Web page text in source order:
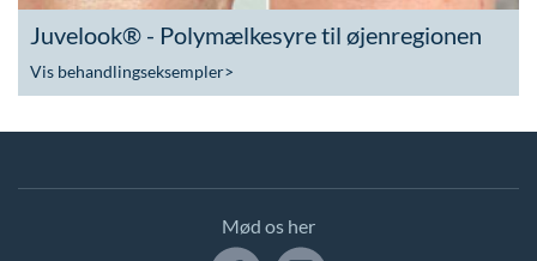
Juvelook® - Polymælkesyre til øjenregionen
Vis behandlingseksempler>
Mød os her